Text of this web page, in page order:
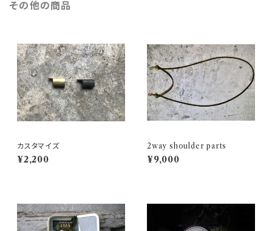
その他の商品
カスタマイズ
¥2,200
2way shoulder parts
¥9,000